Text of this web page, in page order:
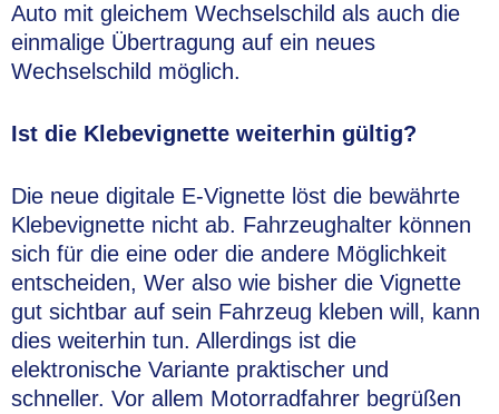
Auto mit gleichem Wechselschild als auch die
einmalige Übertragung auf ein neues
Wechselschild möglich.
Ist die Klebevignette weiterhin gültig?
Die neue digitale E-Vignette löst die bewährte
Klebevignette nicht ab. Fahrzeughalter können
sich für die eine oder die andere Möglichkeit
entscheiden, Wer also wie bisher die Vignette
gut sichtbar auf sein Fahrzeug kleben will, kann
dies weiterhin tun. Allerdings ist die
elektronische Variante praktischer und
schneller. Vor allem Motorradfahrer begrüßen